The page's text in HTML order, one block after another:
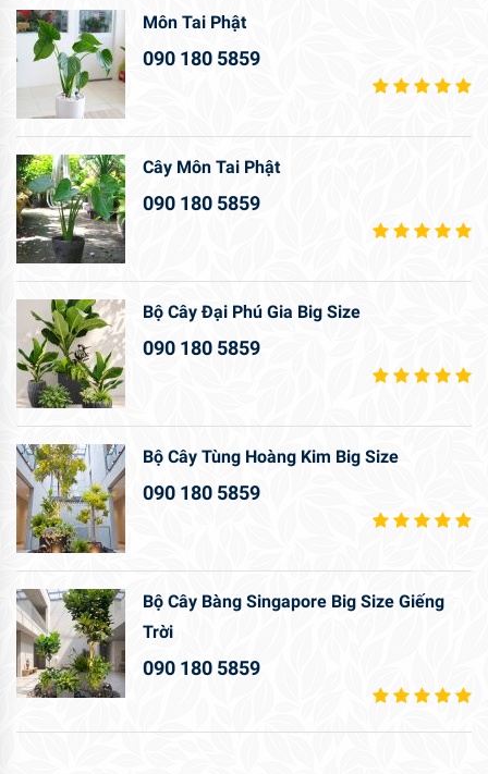
Môn Tai Phật
090 180 5859
Cây Môn Tai Phật
090 180 5859
Bộ Cây Đại Phú Gia Big Size
090 180 5859
Bộ Cây Tùng Hoàng Kim Big Size
090 180 5859
Bộ Cây Bàng Singapore Big Size Giếng
Trời
090 180 5859